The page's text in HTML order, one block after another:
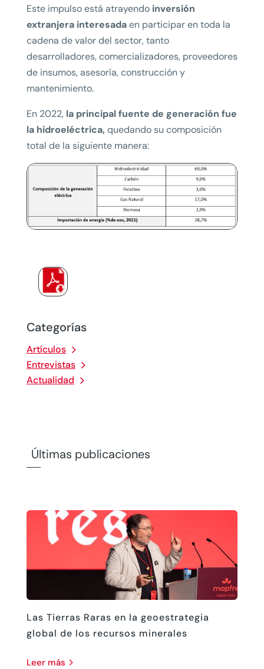
Categorías
Artículos
Entrevistas
Actualidad
Este impulso está atrayendoinversión
extranjera interesadaen participar en toda la
cadena de valor del sector, tanto
desarrolladores, comercializadores, proveedores
de insumos, asesoría, construcción y
mantenimiento.
En 2022, la principal fuente de generación fue
la hidroeléctrica, quedando su composición
total de la siguiente manera:
Últimas publicaciones
Las Tierras Raras en la geoestrategia
global de los recursos minerales
leer más